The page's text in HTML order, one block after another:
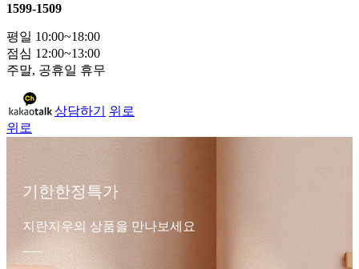
1599-1509
평일 10:00~18:00
점심 12:00~13:00
주말, 공휴일 휴무
상담하기
위로
위로
기한한정특가
지란지우의 상품을 만나보세요